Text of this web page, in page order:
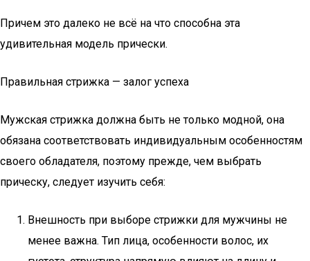
Причем это далеко не всё на что способна эта
удивительная модель прически.
Правильная стрижка — залог успеха
Мужская стрижка должна быть не только модной, она
обязана соответствовать индивидуальным особенностям
своего обладателя, поэтому прежде, чем выбрать
прическу, следует изучить себя:
Внешность при выборе стрижки для мужчины не
менее важна. Тип лица, особенности волос, их